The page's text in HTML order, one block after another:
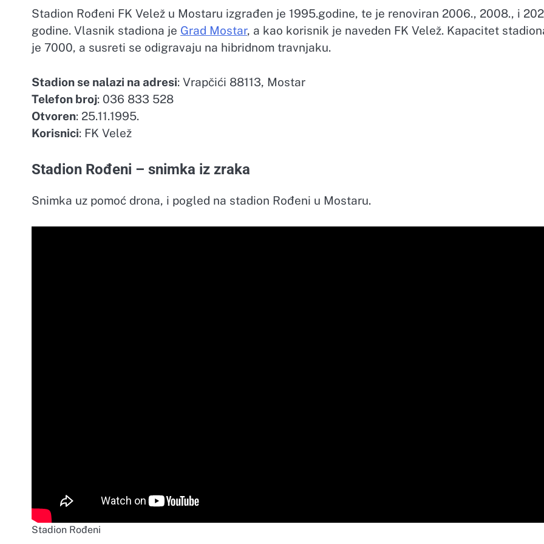
Stadion Rođeni FK Velež u Mostaru izgrađen je 1995.godine, te je renoviran 2006., 2008., i
godine. Vlasnik stadiona je Grad Mostar, a kao korisnik je naveden FK Velež. Kapacitet
je 7000, a susreti se odigravaju na hibridnom travnjaku.
Stadion se nalazi na adresi: Vrapčići 88113, Mostar
Telefon broj: 036 833 528
Otvoren: 25.11.1995.
Korisnici: FK Velež
Stadion Rođeni – snimka iz zraka
Snimka uz pomoć drona, i pogled na stadion Rođeni u Mostaru.
Stadion Rođeni